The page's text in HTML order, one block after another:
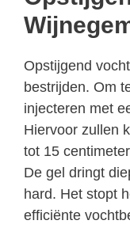
Opstijgend
bestrijden. Om
injecteren met
Hiervoor zullen
tot 15
De gel dringt
hard. Het stopt
efficiënte